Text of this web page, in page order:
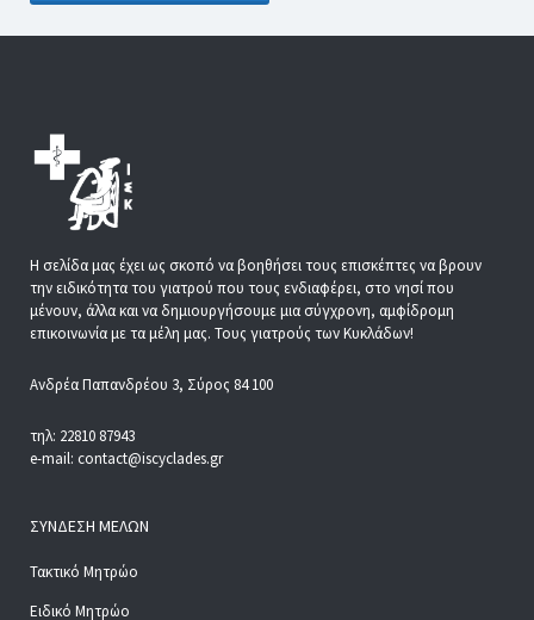
Η σελίδα μας έχει ως σκοπό να βοηθήσει τους επισκέπτες να βρουν
την ειδικότητα του γιατρού που τους ενδιαφέρει, στο νησί που
μένουν, άλλα και να δημιουργήσουμε μια σύγχρονη, αμφίδρομη
επικοινωνία με τα μέλη μας. Τους γιατρούς των Κυκλάδων!
Ανδρέα Παπανδρέου 3, Σύρος 84 100
τηλ: 22810 87943
e-mail: contact@iscyclades.gr
ΣΎΝΔΕΣΗ ΜΕΛΏΝ
Τακτικό Μητρώο
Ειδικό Μητρώο